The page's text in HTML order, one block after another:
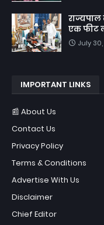
एक फीट
July
IMPORTANT LINKS
📰 About Us
Contact Us
Privacy Policy
Terms & Conditions
Advertise With Us
Disclaimer
Chief Editor